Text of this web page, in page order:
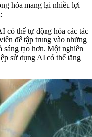
hóa mang lại nhiều lợi
có thể tự động hóa các tác
để tập trung vào những
sáng tạo hơn. Một nghiên
sử dụng AI có thể tăng